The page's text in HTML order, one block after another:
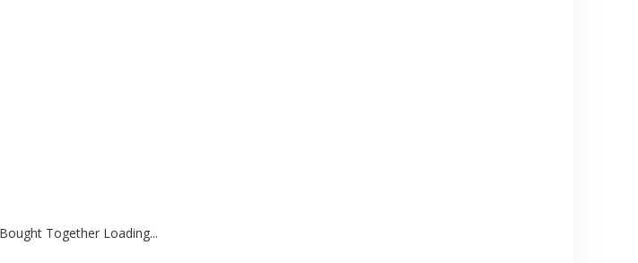
Together Loading...